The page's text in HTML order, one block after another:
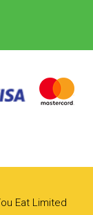
Eat Limited